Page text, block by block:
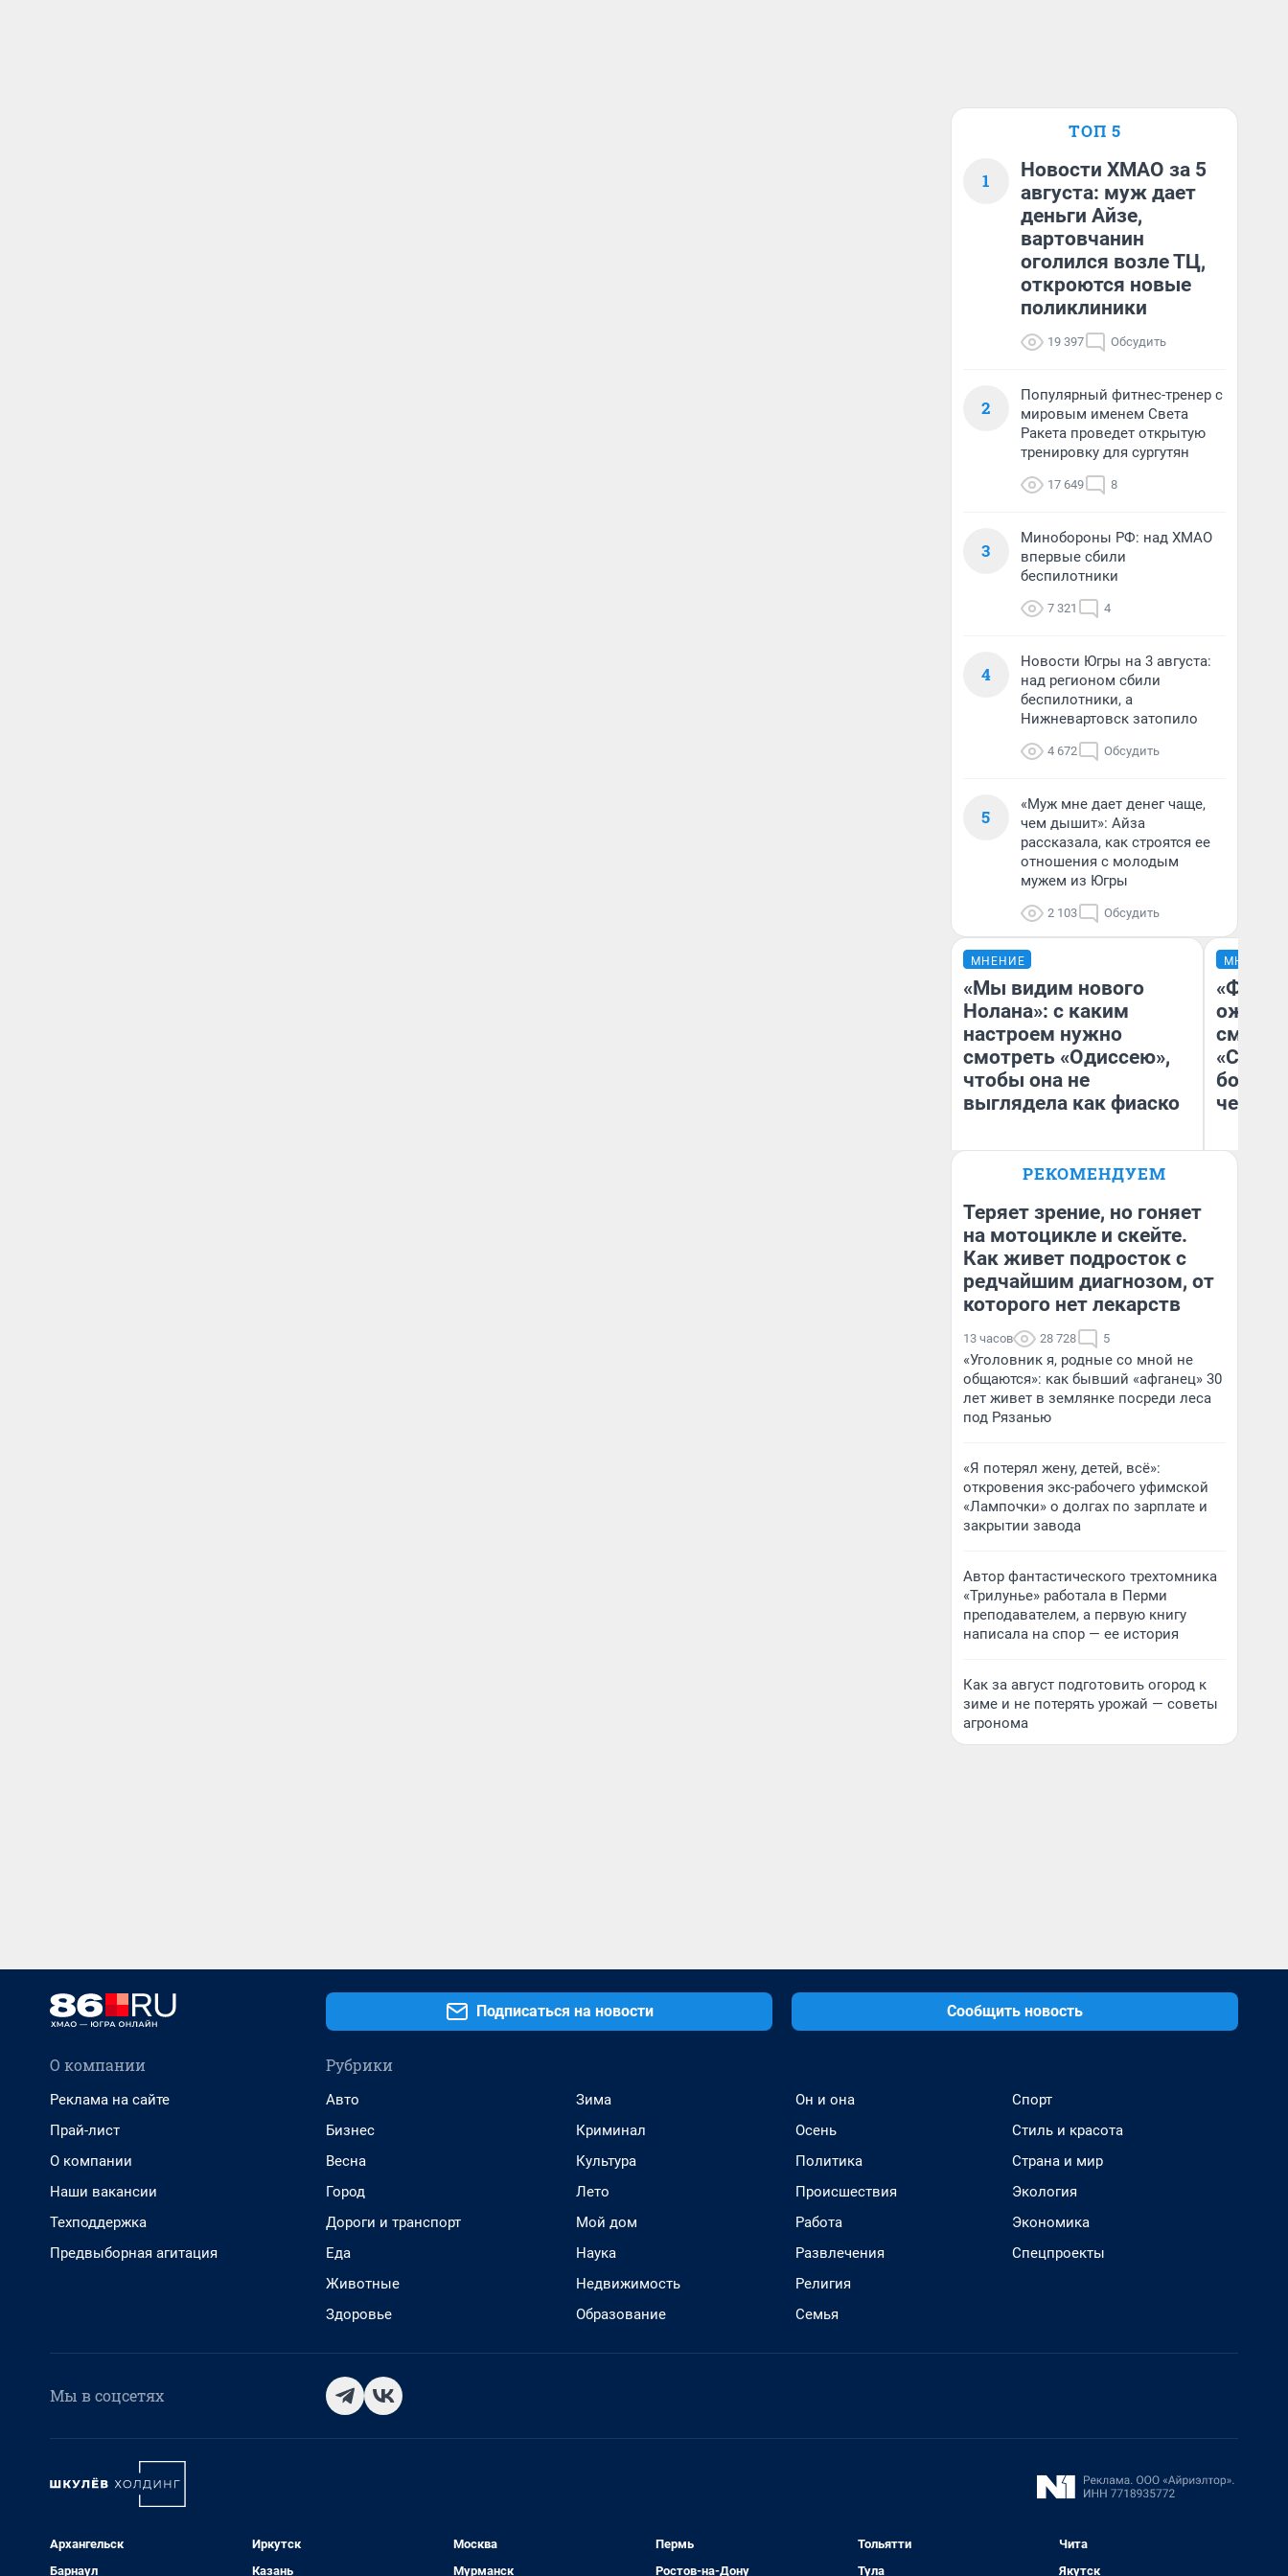
ТОП 5
1
Новости ХМАО за 5
августа: муж дает
деньги Айзе,
вартовчанин
оголился возле ТЦ,
откроются новые
поликлиники
19 397 Обсудить
2
Популярный фитнес-тренер с
мировым именем Света
Ракета проведет открытую
тренировку для сургутян
17 649 8
3
Минобороны РФ: над ХМАО
впервые сбили
беспилотники
7 321 4
4
Новости Югры на 3 августа:
над регионом сбили
беспилотники, а
Нижневартовск затопило
4 672 Обсудить
5
«Муж мне дает денег чаще,
чем дышит»: Айза
рассказала, как строятся ее
отношения с молодым
мужем из Югры
2 103 Обсудить
МНЕНИЕ
«Мы видим нового
Нолана»: с каким
настроем нужно
смотреть «Одиссею»,
чтобы она не
выглядела как фиаско
Надежда Губарь
МНЕНИЕ
РЕКОМЕНДУЕМ
Теряет зрение, но гоняет
на мотоцикле и скейте.
Как живет подросток с
редчайшим диагнозом, от
которого нет лекарств
13 часов 28 728 5
«Уголовник я, родные со мной не
общаются»: как бывший «афганец» 30
лет живет в землянке посреди леса
под Рязанью
«Я потерял жену, детей, всё»:
откровения экс-рабочего уфимской
«Лампочки» о долгах по зарплате и
закрытии завода
Автор фантастического трехтомника
«Трилунье» работала в Перми
преподавателем, а первую книгу
написала на спор — ее история
Как за август подготовить огород к
зиме и не потерять урожай — советы
агронома
Подписаться на новости Сообщить новость
О компании
Реклама на сайте
Прай-лист
О компании
Наши вакансии
Техподдержка
Предвыборная агитация
Рубрики
Авто
Бизнес
Весна
Город
Дороги и транспорт
Еда
Животные
Здоровье
Зима
Криминал
Культура
Лето
Мой дом
Наука
Недвижимость
Образование
Он и она
Осень
Политика
Происшествия
Работа
Развлечения
Религия
Семья
Спорт
Стиль и красота
Страна и мир
Экология
Экономика
Спецпроекты
Мы в соцсетях
Архангельск
Барнаул
Иркутск
Казань
Москва
Мурманск
Пермь
Ростов-на-Дону
Тольятти
Тула
Чита
Якутск